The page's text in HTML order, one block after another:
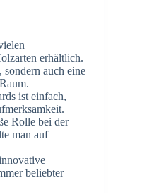
erhältlich.
sondern auch eine
ist einfach,
Rolle bei der
man auf
beliebter